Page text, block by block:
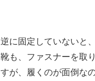
逆に固定していないと
靴も、ファスナーを取
すが、履くのが面倒な